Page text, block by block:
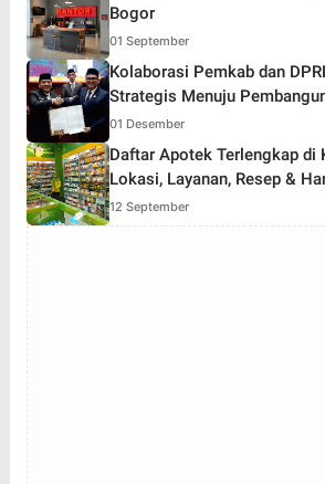
Bogor
01 September
Kolaborasi Pemkab dan
Strategis Menuju
01 Desember
Daftar Apotek Terlengkap di
Lokasi, Layanan, Resep &
12 September